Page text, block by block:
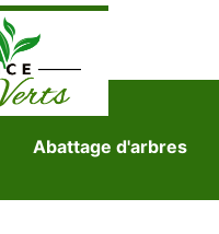
Abattage d'arbres